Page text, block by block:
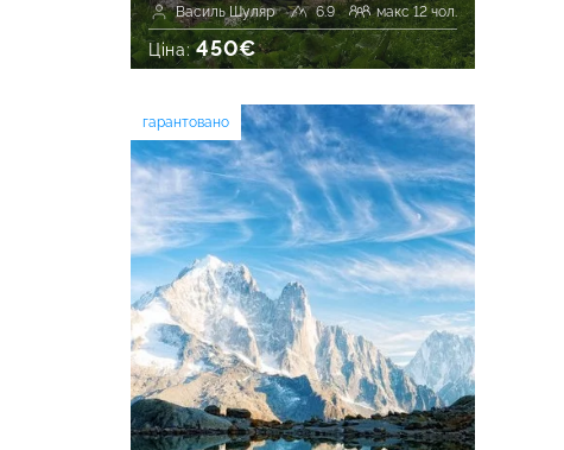
Василь Шуляр
6.9 макс 12 чол.
Ціна:450€
гарантовано